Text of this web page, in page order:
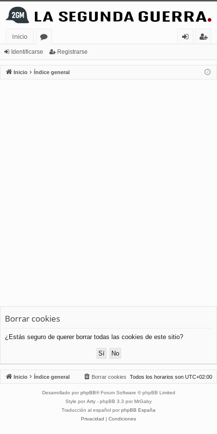
Inicio
or
os
nt
ifi
ist
ra
Identificarse Registrarse
Inicio Índice general
Borrar cookies
¿Estás seguro de querer borrar todas las cookies de este sitio?
Inicio Índice general Todos los horarios son UTC+02:00
Borrar cookies
Desarrollado por phpBB® Forum Software © phpBB Limited
Style por Arty - phpBB 3.3 por MrGaby
Traducción al español por phpBB España
Privacidad | Condiciones